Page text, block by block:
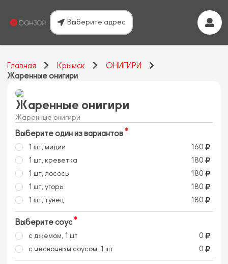
Выберите адрес
Главная Крымск
ОНИГИРИ
Жаренные онигири
Жаренные онигири
Жаренные онигири
Выберите один из вариантов
1 шт, мидии
160
1 шт, креветка
180
1 шт, лосось
180
1 шт, угорь
180
1 шт, тунец
180
Выберите соус
с джемом, 1 шт
0
с чесночным соусом, 1 шт
0